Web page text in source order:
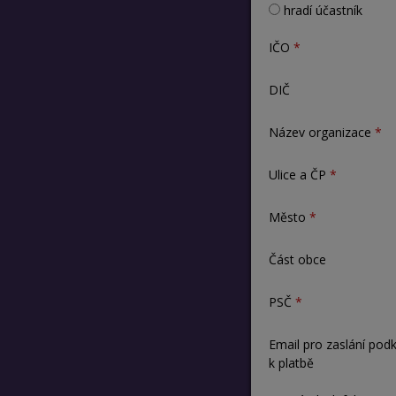
hradí účastník
IČO
DIČ
Název organizace
Ulice a ČP
Město
Část obce
PSČ
Email pro zaslání
k platbě